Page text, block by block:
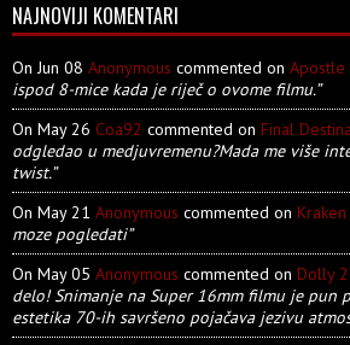
NAJNOVIJI KOMENTARI
On Jun 08 Anonymous commented on Apostle
ispod 8-mice kada je riječ o ovome filmu.”
On May 26 Coa92 commented on Final
odgledao u medjuvremenu?Mada me više
twist.”
On May 21 Anonymous commented on
moze pogledati”
On May 05 Anonymous commented on Dolly
delo! Snimanje na Super 16mm filmu je pun
estetika 70-ih savršeno pojačava jezivu